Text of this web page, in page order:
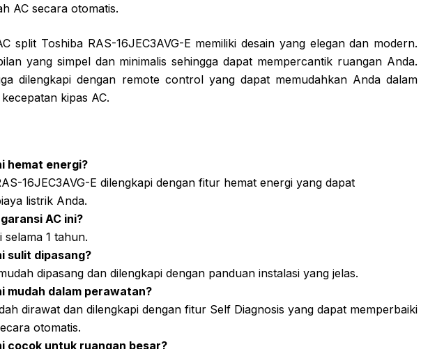
AC secara otomatis.
split Toshiba RAS-16JEC3AVG-E memiliki desain yang elegan dan modern.
yang simpel dan minimalis sehingga dapat mempercantik ruangan Anda.
dilengkapi dengan remote control yang dapat memudahkan Anda dalam
kipas AC.
hemat energi?
16JEC3AVG-E dilengkapi dengan fitur hemat energi yang dapat
listrik Anda.
AC ini?
selama 1 tahun.
sulit dipasang?
dipasang dan dilengkapi dengan panduan instalasi yang jelas.
mudah dalam perawatan?
dirawat dan dilengkapi dengan fitur Self Diagnosis yang dapat memperbaiki
otomatis.
cocok untuk ruangan besar?